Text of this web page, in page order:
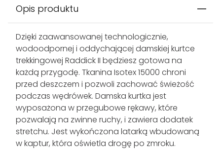
Opis produktu
Dzięki zaawansowanej technologicznie,
wodoodpornej i oddychającej damskiej kurtce
trekkingowej Raddick II będziesz gotowa na
każdą przygodę. Tkanina Isotex 15000 chroni
przed deszczem i pozwoli zachować świeżość
podczas wędrówek. Damska kurtka jest
wyposażona w przegubowe rękawy, które
pozwalają na zwinne ruchy, i zawiera dodatek
stretchu. Jest wykończona latarką wbudowaną
w kaptur, która oświetla drogę po zmroku.